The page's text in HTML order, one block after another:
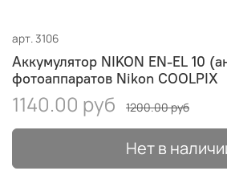
арт.3106
Аккумулятор NIKON EN-EL 10
фотоаппаратов Nikon COOLPIX
1140.00 руб 1200.00 руб
Нет в